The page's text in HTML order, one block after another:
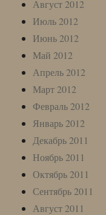
Август 2012
Июль 2012
Июнь 2012
Май 2012
Апрель 2012
Март 2012
Февраль 2012
Январь 2012
Декабрь 2011
Ноябрь 2011
Октябрь 2011
Сентябрь 2011
Август 2011